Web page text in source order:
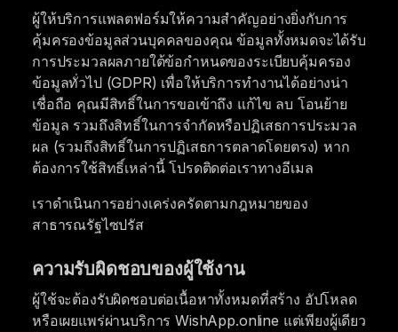
ผู้ให้บริการแพลตฟอร์มให้ความสำคัญอย่างยิ่งกับการ
คุ้มครองข้อมูลส่วนบุคคลของคุณ ข้อมูลทั้งหมดจะได้รับ
การประมวลผลภายใต้ข้อกำหนดของระเบียบคุ้มครอง
ข้อมูลทั่วไป (GDPR) เพื่อให้บริการทำงานได้อย่างน่า
เชื่อถือ คุณมีสิทธิ์ในการขอเข้าถึง แก้ไข ลบ โอนย้าย
ข้อมูล รวมถึงสิทธิ์ในการจำกัดหรือปฏิเสธการประมวล
ผล (รวมถึงสิทธิ์ในการปฏิเสธการตลาดโดยตรง) หาก
ต้องการใช้สิทธิ์เหล่านี้ โปรดติดต่อเราทางอีเมล
เราดำเนินการอย่างเคร่งครัดตามกฎหมายของ
สาธารณรัฐไซปรัส
ความรับผิดชอบของผู้ใช้งาน
ผู้ใช้จะต้องรับผิดชอบต่อเนื้อหาทั้งหมดที่สร้าง อัปโหลด
หรือเผยแพร่ผ่านบริการ WishApp.online แต่เพียงผู้เดียว